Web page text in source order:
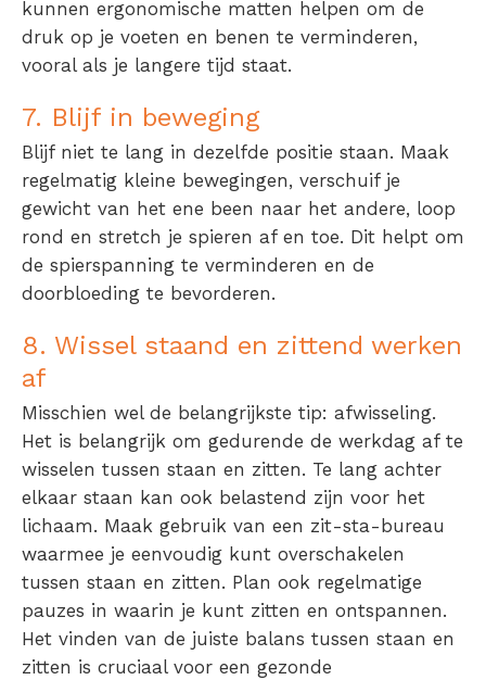
kunnen ergonomische matten helpen om de
druk op je voeten en benen te verminderen,
vooral als je langere tijd staat.
7. Blijf in beweging
Blijf niet te lang in dezelfde positie staan. Maak
regelmatig kleine bewegingen, verschuif je
gewicht van het ene been naar het andere, loop
rond en stretch je spieren af en toe. Dit helpt om
de spierspanning te verminderen en de
doorbloeding te bevorderen.
8. Wissel staand en zittend werken
af
Misschien wel de belangrijkste tip: afwisseling.
Het is belangrijk om gedurende de werkdag af te
wisselen tussen staan en zitten. Te lang achter
elkaar staan kan ook belastend zijn voor het
lichaam. Maak gebruik van een zit-sta-bureau
waarmee je eenvoudig kunt overschakelen
tussen staan en zitten. Plan ook regelmatige
pauzes in waarin je kunt zitten en ontspannen.
Het vinden van de juiste balans tussen staan en
zitten is cruciaal voor een gezonde